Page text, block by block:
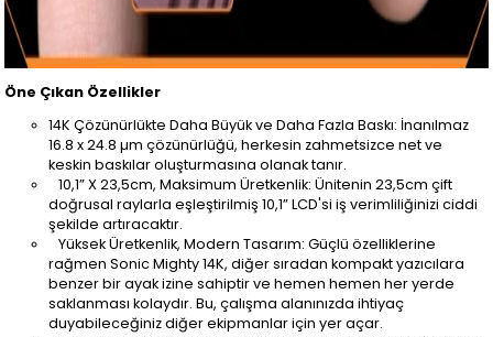
Öne Çıkan Özellikler
14K Çözünürlükte Daha Büyük ve Daha Fazla Baskı: İnanılmaz
16.8 x 24.8 µm çözünürlüğü, herkesin zahmetsizce net ve
keskin baskılar oluşturmasına olanak tanır.
10,1” X 23,5cm, Maksimum Üretkenlik: Ünitenin 23,5cm çift
doğrusal raylarla eşleştirilmiş 10,1” LCD'si iş verimliliğinizi ciddi
şekilde artıracaktır.
Yüksek Üretkenlik, Modern Tasarım: Güçlü özelliklerine
rağmen Sonic Mighty 14K, diğer sıradan kompakt yazıcılara
benzer bir ayak izine sahiptir ve hemen hemen her yerde
saklanması kolaydır. Bu, çalışma alanınızda ihtiyaç
duyabileceğiniz diğer ekipmanlar için yer açar.